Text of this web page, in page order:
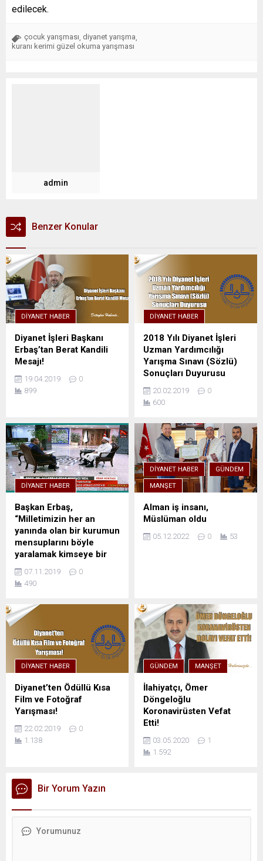
edilecek.
çocuk yarışması diyanet yarışma
kuranı kerimi güzel okuma yarışması
admin
Benzer Konular
DIYANET HABER
Diyanet İşleri Başkanı
Erbaş’tan Berat Kandili
Mesajı!
19.04.2019
0
899
DIYANET HABER
2018 Yılı Diyanet İşleri
Uzman Yardımcılığı
Yarışma Sınavı (Sözlü)
Sonuçları Duyurusu
20.02.2019
0
600
DIYANET HABER
Başkan Erbaş,
“Milletimizin her an
yanında olan bir kurumun
mensuplarını böyle
yaralamak kimseye bir
fayda vermez”
07.11.2019
0
490
DIYANET HABER GÜNDEM
MANŞET
Alman iş insanı,
Müslüman oldu
05.12.2022 0 53
DIYANET HABER
Diyanet’ten Ödüllü Kısa
Film ve Fotoğraf
Yarışması!
22.02.2019
0
1.138
GÜNDEM MANŞET
İlahiyatçı, Ömer
Döngeloğlu
Koronavirüsten Vefat
Etti!
03.05.2020
1
1.592
Bir Yorum Yazın